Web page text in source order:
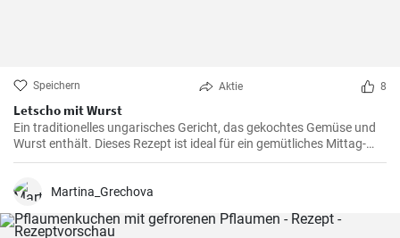
Speichern Aktie 8
Letscho mit Wurst
Ein traditionelles ungarisches Gericht, das gekochtes Gemüse und
Wurst enthält. Dieses Rezept ist ideal für ein gemütliches Mittag-
oder Abendessen.
Martina_Grechova